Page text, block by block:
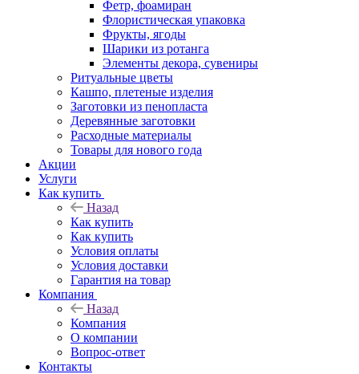
Фетр, фоамиран
Флористическая упаковка
Фрукты, ягоды
Шарики из ротанга
Элементы декора, сувениры
Ритуальные цветы
Кашпо, плетеные изделия
Заготовки из пенопласта
Деревянные заготовки
Расходные материалы
Товары для нового года
Акции
Услуги
Как купить
Назад
Как купить
Как купить
Условия оплаты
Условия доставки
Гарантия на товар
Компания
Назад
Компания
О компании
Вопрос-ответ
Контакты